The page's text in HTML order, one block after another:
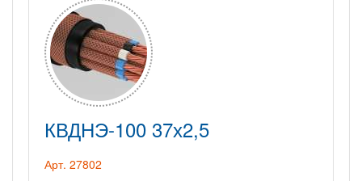
КВДНЭ-100 37х2,5
Арт. 27802